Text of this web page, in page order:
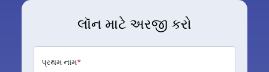
લૉન માટે અરજી કરો
પ્રથમ નામ*